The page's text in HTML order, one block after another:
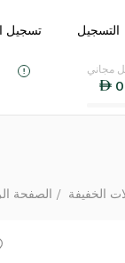
اللغة
التسجيل تسجيل
مجاني
Infused
الصفحة الخفيفة